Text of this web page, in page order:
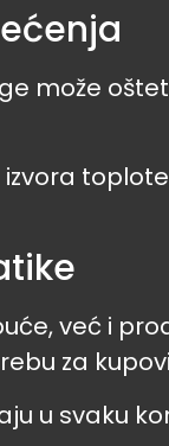
može
već i
za
u svaku